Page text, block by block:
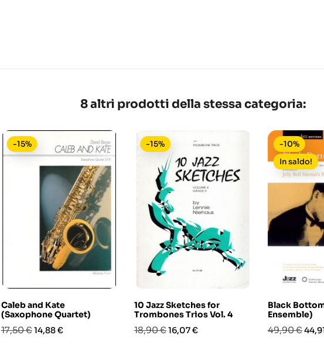
8 altri prodotti della stessa categoria:
Caleb and Kate
(Saxophone Quartet)
Prezzo
17,50 €Prezzo
14,88 €
-15%
10 Jazz Sketches for
Trombones Trios Vol. 4
Prezzo
18,90 €Prezzo
16,07 €
-15%
Black
Ensemble)
Prezzo
49,90 €
-10%
In saldo!